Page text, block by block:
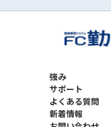
強み
サポート
よくある質問
新着情報